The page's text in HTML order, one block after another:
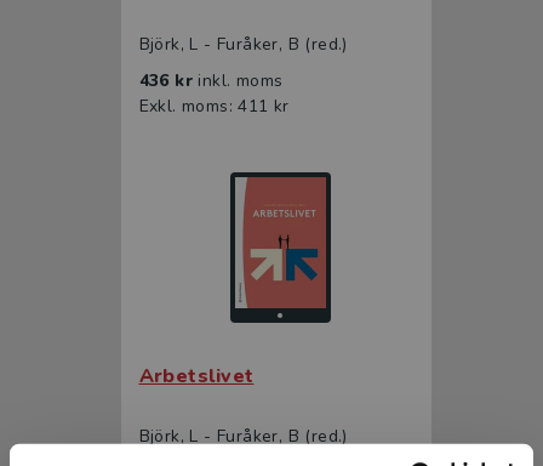
Björk, L - Furåker, B (red.)
436 kr inkl. moms
Exkl. moms: 411 kr
Arbetslivet
Björk, L - Furåker, B (red.)